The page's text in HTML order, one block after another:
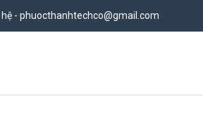
hệ - phuocthanhtechco@gmail.com